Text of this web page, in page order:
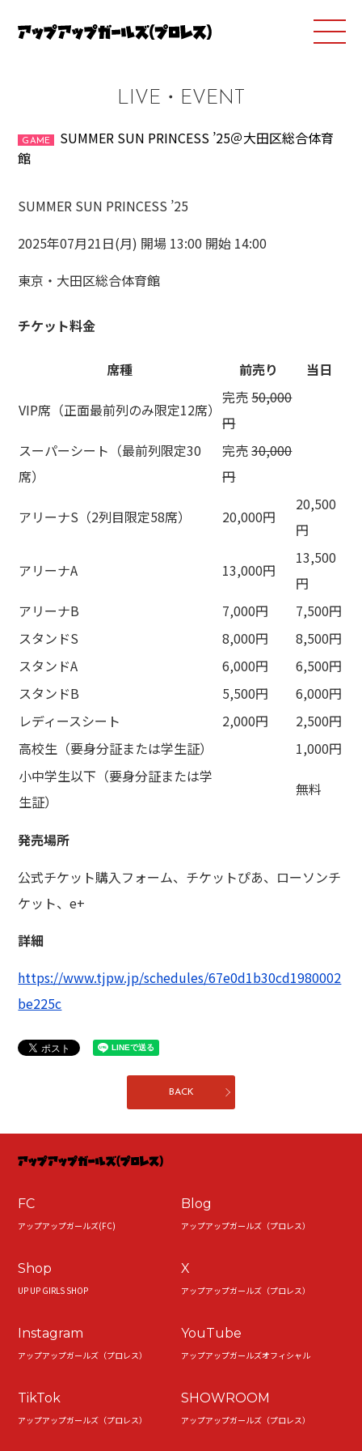
LIVE・EVENT
GAME
SUMMER SUN PRINCESS ’25＠大田区総合体育
館
SUMMER SUN PRINCESS ’25
2025年07月21日(月) 開場 13:00 開始 14:00
東京・大田区総合体育館
チケット料金
席種 前売り 当日
VIP席（正面最前列のみ限定12席）
完売50,000
円
スーパーシート（最前列限定30
席）
完売30,000
円
アリーナS（2列目限定58席） 20,000円
20,500
円
アリーナA 13,000円
13,500
円
アリーナB
7,000円
7,500円
スタンドS
8,000円
8,500円
スタンドA
6,000円
6,500円
スタンドB
5,500円
6,000円
レディースシート
2,000円
2,500円
高校生（要身分証または学生証）
1,000円
小中学生以下（要身分証または学
生証）
無料
発売場所
公式チケット購入フォーム、チケットぴあ、ローソンチ
ケット、e+
詳細
https://www.tjpw.jp/schedules/67e0d1b30cd1980002
be225c
BACK
FC
アップアップガールズ(FC)
Blog
アップアップガールズ（プロレス）
Shop
UP UP GIRLS SHOP
X
アップアップガールズ（プロレス）
Instagram
アップアップガールズ（プロレス）
YouTube
アップアップガールズオフィシャル
TikTok
アップアップガールズ（プロレス）
SHOWROOM
アップアップガールズ（プロレス）